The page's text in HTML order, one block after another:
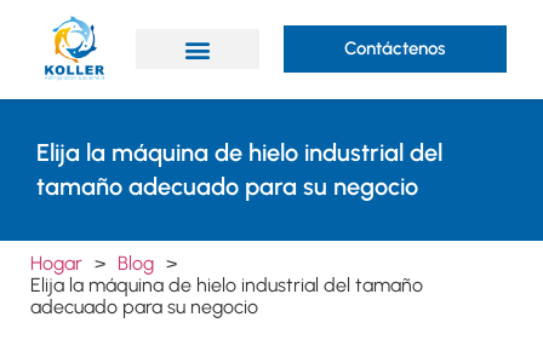
Contáctenos
Elija la máquina de hielo industrial del
tamaño adecuado para su negocio
Hogar > Blog >
Elija la máquina de hielo industrial del tamaño
adecuado para su negocio